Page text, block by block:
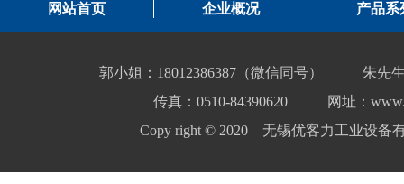
网站首页 企业概况 产品系
郭小姐：18012386387（微信同号）
朱先
传真：0510-84390620
网址：
Copy right © 2020 无锡优客力工业设备